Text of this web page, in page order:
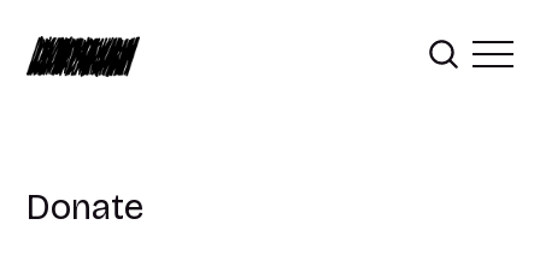
Donate